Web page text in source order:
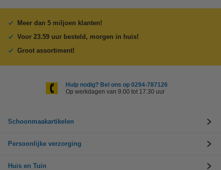
Meer dan 5 miljoen klanten!
Voor 23.59 uur besteld, morgen in huis!
Groot assortiment!
Hulp nodig? Bel ons op 0294-787126
Op werkdagen van 9.00 tot 17.30 uur
Schoonmaakartikelen
Persoonlijke verzorging
Huis en Tuin